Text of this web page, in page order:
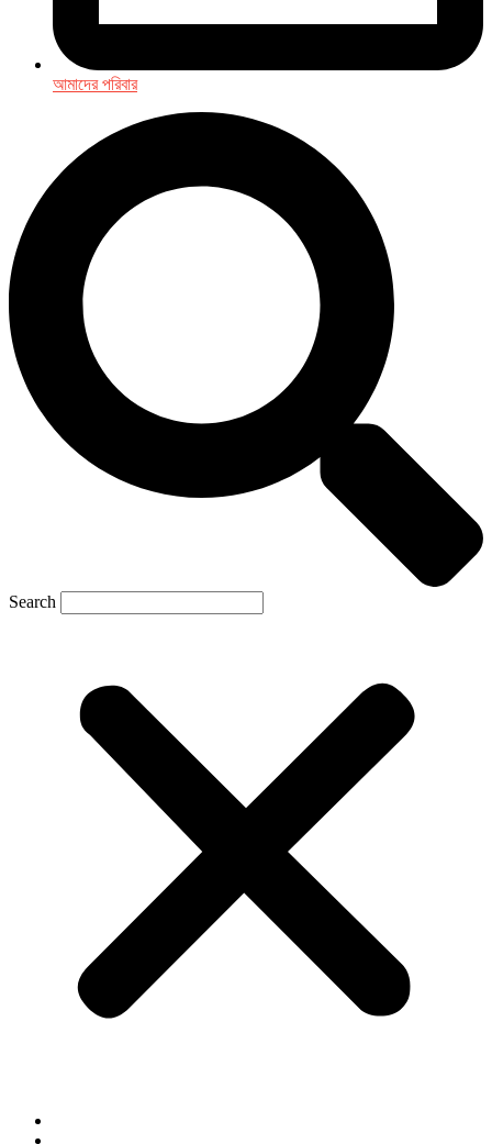
আমাদের পরিবার
Search